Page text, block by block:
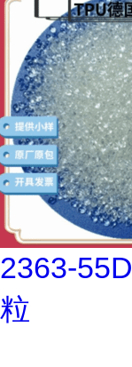
2363-
粒